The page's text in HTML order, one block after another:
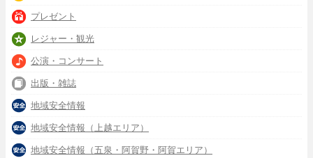
プレゼント
レジャー・観光
公演・コンサート
出版・雑誌
地域安全情報
地域安全情報（上越エリア）
地域安全情報（五泉・阿賀野・阿賀エリア）